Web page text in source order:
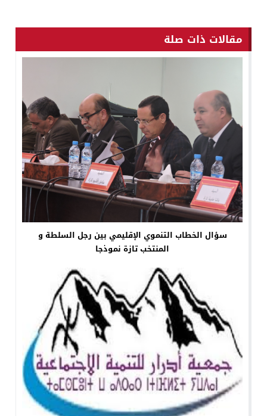
مقالات ذات صلة
سؤال الخطاب التنموي الإقليمي بين رجل السلطة و
المنتخب تازة نموذجا